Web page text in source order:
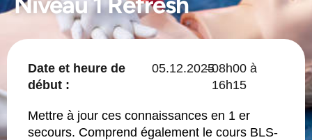
Date et heure de
début :
05.12.2025
–08h00 à
16h15
Mettre à jour ces connaissances en 1 er
secours. Comprend également le cours BLS-